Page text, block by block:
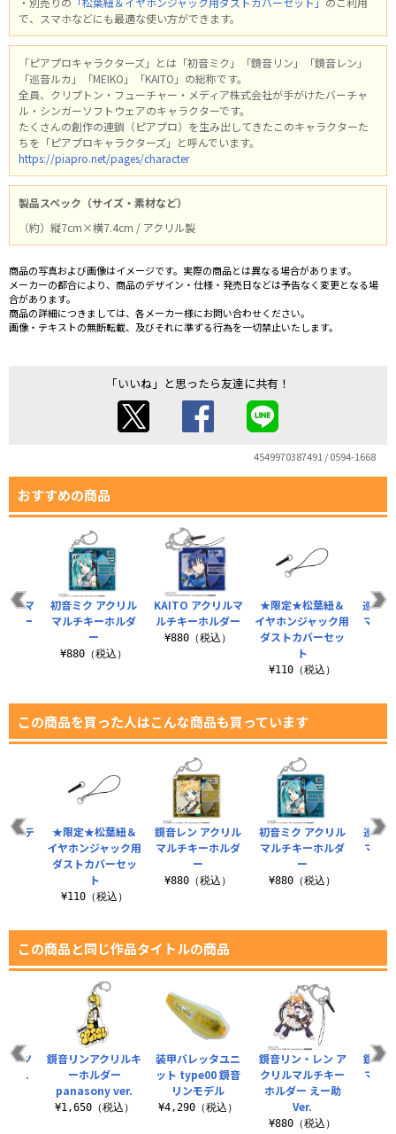
で、スマホなどにも最適な使い方ができます。
「ピアプロキャラクターズ」とは「初音ミク」「鏡音リン」「鏡音レン」
「巡音ルカ」「MEIKO」「KAITO」の総称です。
全員、クリプトン・フューチャー・メディア株式会社が手がけたバーチャ
ル・シンガーソフトウェアのキャラクターです。
たくさんの創作の連鎖（ピアプロ）を生み出してきたこのキャラクターた
ちを「ピアプロキャラクターズ」と呼んでいます。
https://piapro.net/pages/character
製品スペック（サイズ・素材など）
（約）縦7cm×横7.4cm / アクリル製
商品の写真および画像はイメージです。実際の商品とは異なる場合があります。
メーカーの都合により、商品のデザイン・仕様・発売日などは予告なく変更となる場
合があります。
商品の詳細につきましては、各メーカー様にお問い合わせください。
画像・テキストの無断転載、及びそれに準ずる行為を一切禁止いたします。
「いいね」と思ったら友達に共有！
4549970387491 / 0594-1668
おすすめの商品
KAITO アクリルマ
ルチキーホルダー
¥880（税込）
★限定★松葉紐＆
イヤホンジャック用
ダストカバーセッ
ト
¥110（税込）
巡音
マル
リルマ
ダー
初音ミク アクリル
マルチキーホルダ
ー
¥880（税込）
この商品を買った人はこんな商品も買っています
鏡音レン アクリル
マルチキーホルダ
ー
¥880（税込）
初音ミク アクリル
マルチキーホルダ
ー
¥880（税込）
巡音
マル
ステ
★限定★松葉紐＆
イヤホンジャック用
ダストカバーセッ
ト
¥110（税込）
この商品と同じ作品タイトルの商品
装甲バレッタユニ
ット type00 鏡音
リンモデル
¥4,290（税込）
鏡音リン・レン ア
クリルマルチキー
ホルダー えー助
Ver.
¥880（税込）
鏡音
マル
ャツ
ver.
鏡音リンアクリルキ
ーホルダー
panasony ver.
¥1,650（税込）